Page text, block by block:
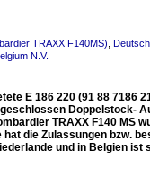
TRAXX F140MS)
N.V.
E 186 220 (91 88 7186
Doppelstock-
TRAXX F140 MS
die Zulassungen bzw.
und in Belgien